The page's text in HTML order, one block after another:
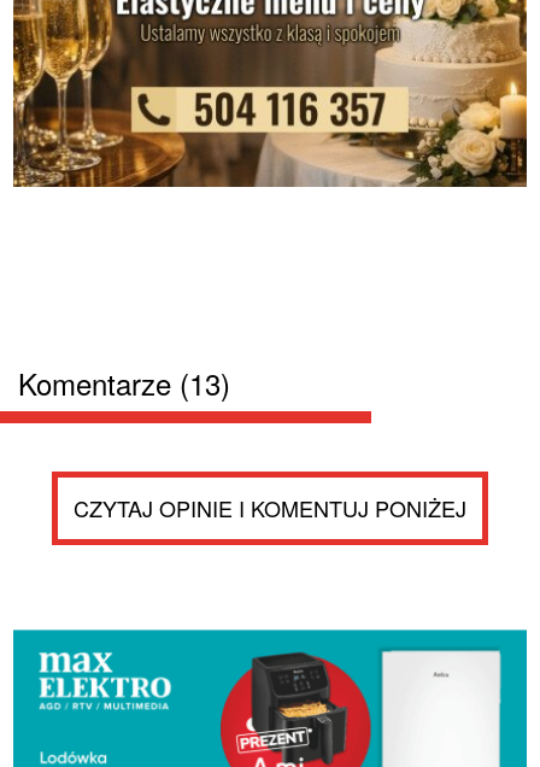
Komentarze (13)
CZYTAJ OPINIE I KOMENTUJ PONIŻEJ